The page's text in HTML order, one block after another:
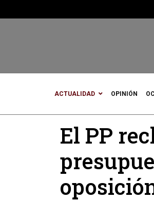
ACTUALIDAD OPINIÓN
El PP